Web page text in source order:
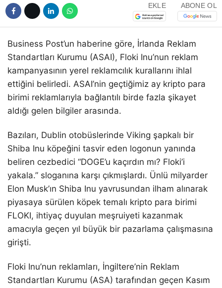
EKLE ABONE OL
Business Post’un haberine göre, İrlanda Reklam
Standartları Kurumu (ASAI), Floki Inu’nun reklam
kampanyasının yerel reklamcılık kurallarını ihlal
ettiğini belirledi. ASAI’nin geçtiğimiz ay kripto para
birimi reklamlarıyla bağlantılı birde fazla şikayet
aldığı gelen bilgiler arasında.
Bazıları, Dublin otobüslerinde Viking şapkalı bir
Shiba Inu köpeğini tasvir eden logonun yanında
beliren cezbedici “DOGE’u kaçırdın mı? Floki’i
yakala.” sloganına karşı çıkmışlardı. Ünlü milyarder
Elon Musk’ın Shiba Inu yavrusundan ilham alınarak
piyasaya sürülen köpek temalı kripto para birimi
FLOKI, ihtiyaç duyulan meşruiyeti kazanmak
amacıyla geçen yıl büyük bir pazarlama çalışmasına
girişti.
Floki Inu’nun reklamları, İngiltere’nin Reklam
Standartları Kurumu (ASA) tarafından geçen Kasım